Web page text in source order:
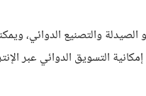
والتصنيع الدوائي،
التسويق الدوائي عبر